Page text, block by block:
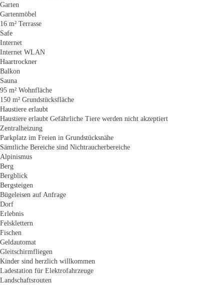
Garten
Gartenmöbel
16 m² Terrasse
Safe
Internet
Internet WLAN
Haartrockner
Balkon
Sauna
95 m² Wohnfläche
150 m² Grundstücksfläche
Haustiere erlaubt
Haustiere erlaubt Gefährliche Tiere werden nicht akzeptiert
Zentralheizung
Parkplatz im Freien in Grundstücksnähe
Sämtliche Bereiche sind Nichtraucherbereiche
Alpinismus
Berg
Bergblick
Bergsteigen
Bügeleisen auf Anfrage
Dorf
Erlebnis
Felsklettern
Fischen
Geldautomat
Gleitschirmfliegen
Kinder sind herzlich willkommen
Ladestation für Elektrofahrzeuge
Landschaftsrouten